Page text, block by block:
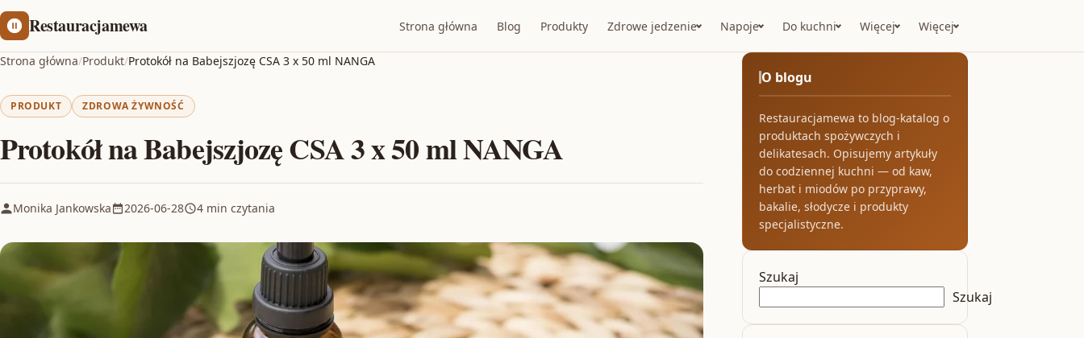
Restauracjamewa Strona główna Blog Produkty Zdrowe jedzenie Napoje Do kuchni Więcej Więcej
Strona główna/Produkt/Protokół na Babejszjozę CSA 3 x 50 ml NANGA
PRODUKT ZDROWA ŻYWNOŚĆ
Protokół na Babejszjozę CSA 3 x 50 ml NANGA
Monika Jankowska 2026-06-28 4 min czytania
O blogu
Restauracjamewa to blog-katalog o
produktach spożywczych i
delikatesach. Opisujemy artykuły
do codziennej kuchni — od kaw,
herbat i miodów po przyprawy,
bakalie, słodycze i produkty
specjalistyczne.
Szukaj
Szukaj